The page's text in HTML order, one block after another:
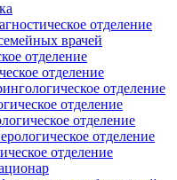
отделение
врачей
отделение
отделение
отделение
отделение
отделение
отделение
отделение